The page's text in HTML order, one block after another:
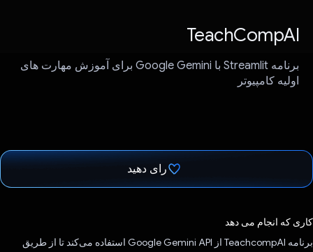
TeachCompAI
برنامه Streamlit با Google Gemini برای آموزش مهارت های
اولیه کامپیوتر
رای دهید
کاری که انجام می دهد
برنامه TeachcompAI از Google Gemini API استفاده می‌کند تا از طریق